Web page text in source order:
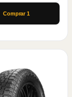
Comprar1